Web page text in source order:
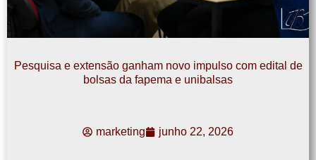
Pesquisa e extensão ganham novo impulso com edital de
bolsas da fapema e unibalsas
marketing junho 22, 2026